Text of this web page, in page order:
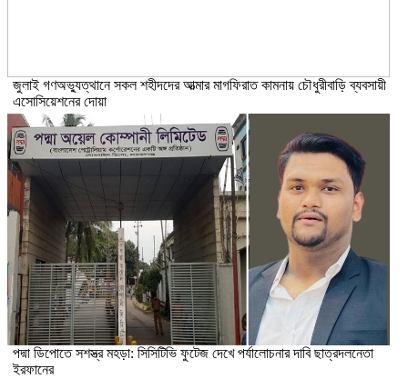
জুলাই গণঅভ্যুত্থানে সকল শহীদদের আত্মার মাগফিরাত কামনায় চৌধুরীবাড়ি ব্যবসায়ী
এসোসিয়েশনের দোয়া
পদ্মা ডিপোতে সশস্ত্র মহড়া: সিসিটিভি ফুটেজ দেখে পর্যালোচনার দাবি ছাত্রদলনেতা
ইরফানের